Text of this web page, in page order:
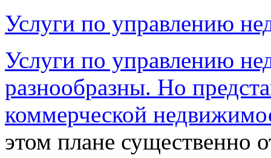
Услуги по управлению
Услуги по управлению
разнообразны. Но
коммерческой
этом плане существенно